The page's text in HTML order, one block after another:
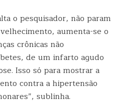
o pesquisador, não param
aumenta-se o
crônicas não
de um infarto agudo
Isso só para mostrar a
contra a hipertensão
sublinha.